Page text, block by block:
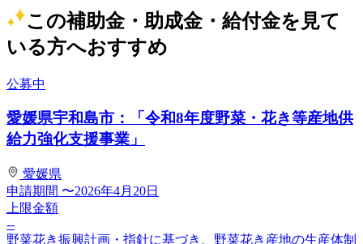
この補助金・助成金・給付金を見て
いる方へおすすめ
公募中
愛媛県宇和島市：「令和8年度野菜・花き等産地供
給力強化支援事業」
愛媛県
申請期間 〜2026年4月20日
上限金額
--
野菜花き振興計画・指針に基づき、野菜花き産地の生産体制